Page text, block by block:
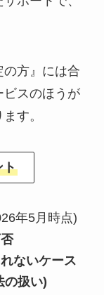
方』には合
ビスのほうが
す。
ト
年5月時点)
ないケース
の扱い)